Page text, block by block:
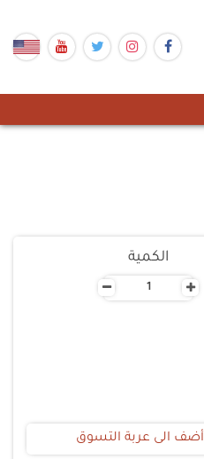
الكمية
- +
أضف الى عربة التسوق